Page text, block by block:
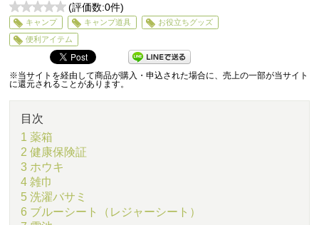
0
5
(評価数:0件)
キャンプ キャンプ道具
お役立ちグッズ
便利アイテム
※当サイトを経由して商品が購入・申込された場合に、売上の一部が当サイト
に還元されることがあります。
目次
1 薬箱
2 健康保険証
3 ホウキ
4 雑巾
5 洗濯バサミ
6 ブルーシート（レジャーシート）